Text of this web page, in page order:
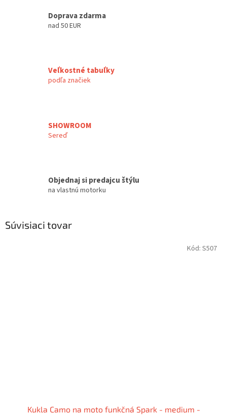
Doprava zdarma
nad 50 EUR
Veľkostné tabuľky
podľa značiek
SHOWROOM
Sereď
Objednaj si predajcu štýlu
na vlastnú motorku
Súvisiaci tovar
Kukla Camo na moto funkčná Spark - medium -
Kód: S507